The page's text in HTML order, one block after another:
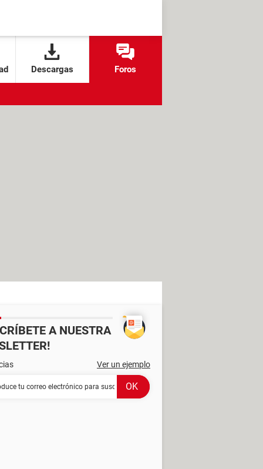
Descargas Foros
A NUESTRA
Ver un ejemplo